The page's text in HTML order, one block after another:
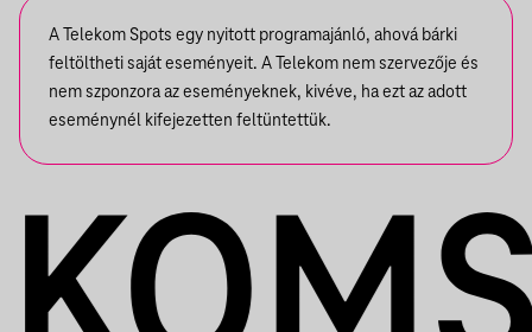
A Telekom Spots egy nyitott programajánló, ahová bárki
feltöltheti saját eseményeit. A Telekom nem szervezője és
nem szponzora az eseményeknek, kivéve, ha ezt az adott
eseménynél kifejezetten feltüntettük.